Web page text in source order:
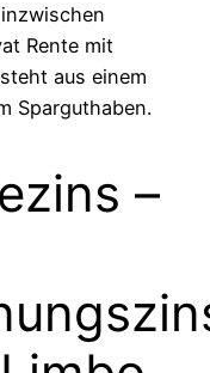
Rente mit
aus einem
Sparguthaben.
–